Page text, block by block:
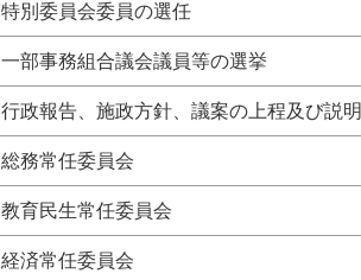
特別委員会委員の選任
一部事務組合議会議員等の選挙
行政報告、施政方針、議案の上程及び説明
総務常任委員会
教育民生常任委員会
経済常任委員会